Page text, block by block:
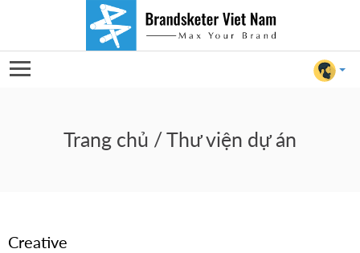
Trang chủ / Thư viện dự án
Creative